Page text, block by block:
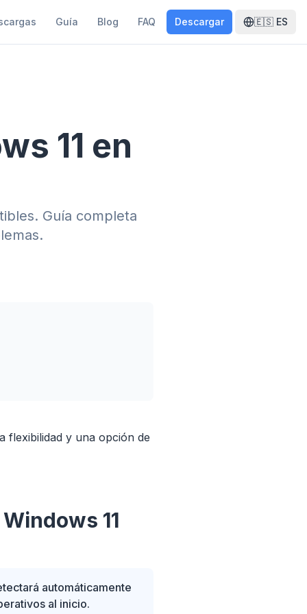
Guía Blog FAQ Descargar 🇪🇸 ES
11 en
Guía completa
flexibilidad y una opción de
11
automáticamente
al inicio.